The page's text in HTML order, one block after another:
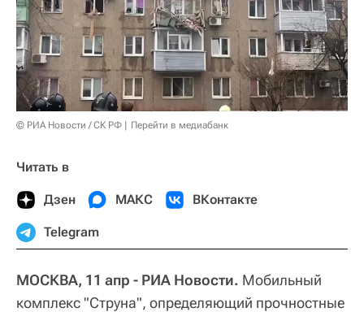
© РИА Новости / СК РФ Перейти в медиабанк
Читать в
Дзен МАКС ВКонтакте
Telegram
МОСКВА, 11 апр - РИА Новости. Мобильный
комплекс "Струна", определяющий прочностные